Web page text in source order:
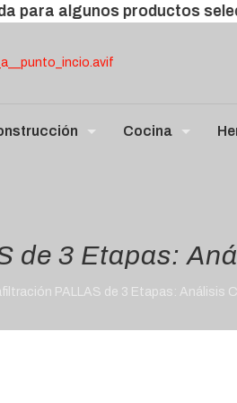
algunos productos
Cocina
de 3 Etapas:
PALLAS de 3 Etapas: Análisis